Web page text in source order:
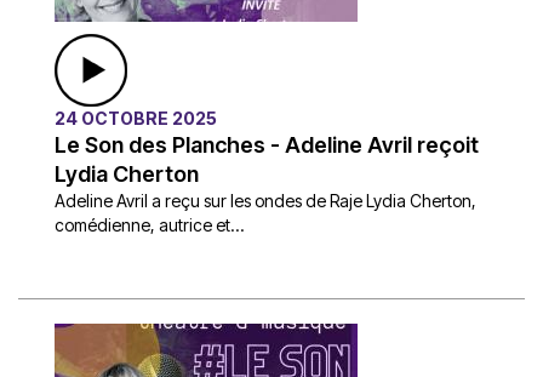
24 OCTOBRE 2025
Le Son des Planches - Adeline Avril reçoit
Lydia Cherton
Adeline Avril a reçu sur les ondes de Raje Lydia Cherton,
comédienne, autrice et...